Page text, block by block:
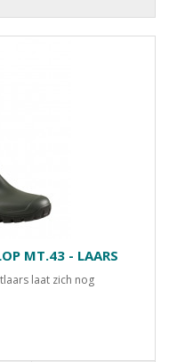
MT.43 - LAARS
laat zich nog